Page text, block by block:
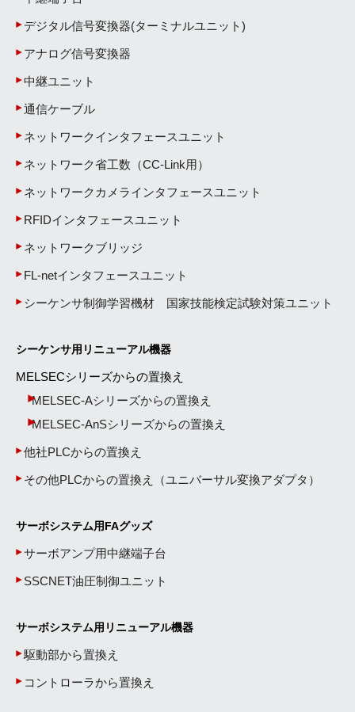
デジタル信号変換器(ターミナルユニット)
アナログ信号変換器
中継ユニット
通信ケーブル
ネットワークインタフェースユニット
ネットワーク省工数（CC-Link用）
ネットワークカメラインタフェースユニット
RFIDインタフェースユニット
ネットワークブリッジ
FL-netインタフェースユニット
シーケンサ制御学習機材 国家技能検定試験対策ユニット
シーケンサ用リニューアル機器
MELSECシリーズからの置換え
MELSEC-Aシリーズからの置換え
MELSEC-AnSシリーズからの置換え
他社PLCからの置換え
その他PLCからの置換え（ユニバーサル変換アダプタ）
サーボシステム用FAグッズ
サーボアンプ用中継端子台
SSCNET油圧制御ユニット
サーボシステム用リニューアル機器
駆動部から置換え
コントローラから置換え